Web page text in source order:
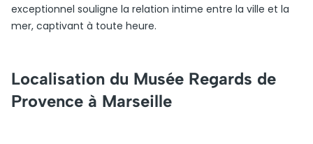
exceptionnel souligne la relation intime entre la ville et la
mer, captivant à toute heure.
Localisation du Musée Regards de
Provence à Marseille